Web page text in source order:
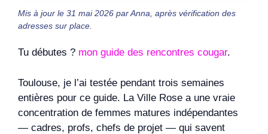
Mis à jour le 31 mai 2026 par Anna, après vérification des
adresses sur place.
Tu débutes ? mon guide des rencontres cougar.
Toulouse, je l’ai testée pendant trois semaines
entières pour ce guide. La Ville Rose a une vraie
concentration de femmes matures indépendantes
— cadres, profs, chefs de projet — qui savent